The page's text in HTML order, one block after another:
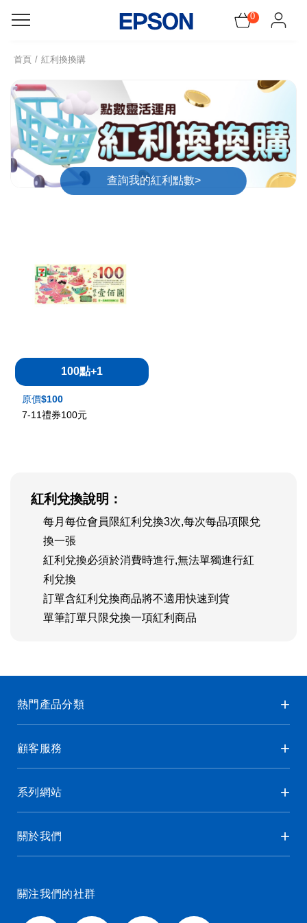
0
機器找耗材
所有產品
促銷訊息
首頁 紅利換換購
查詢我的紅利點數>
100點+1
原價 100
7-11禮券100元
紅利兌換說明：
每月每位會員限紅利兌換3次,每次每品項限兌
換一張
紅利兌換必須於消費時進行,無法單獨進行紅
利兌換
訂單含紅利兌換商品將不適用快速到貨
單筆訂單只限兌換一項紅利商品
熱門產品分類
顧客服務
系列網站
關於我們
關注我們的社群